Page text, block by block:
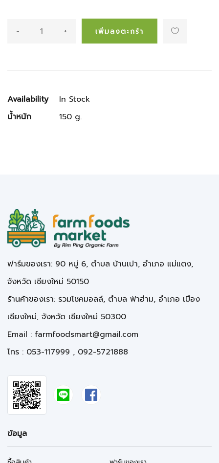
- + เพิ่มลงตะกร้า
Availability
In Stock
น้ำหนัก
150 g.
ฟาร์มของเรา: 90 หมู่ 6, ตำบล บ้านเปา, อำเภอ แม่แตง,
จังหวัด เชียงใหม่ 50150
ร้านค้าของเรา: รวมโชคมอลล์, ตำบล ฟ้าฮ่าม, อำเภอ เมือง
เชียงใหม่, จังหวัด เชียงใหม่ 50300
Email : farmfoodsmart@gmail.com
โทร : 053-117999 , 092-5721888
ข้อมูล